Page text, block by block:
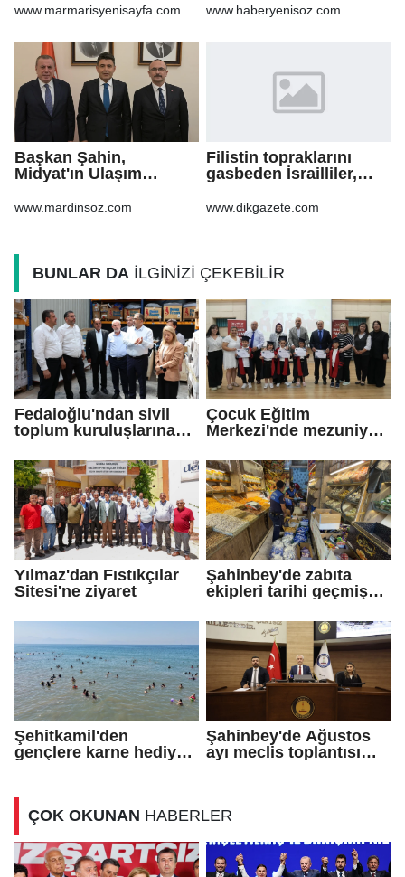
www.marmarisyenisayfa.com www.haberyenisoz.com
Başkan Şahin,
Midyat'ın Ulaşım
Taşıdı
www.mardinsoz.com
Filistin topraklarını
gasbeden İsrailliler,
Şeria’daki saldırılarını
www.dikgazete.com
BUNLAR DA İLGİNİZİ ÇEKEBİLİR
Fedaioğlu'ndan sivil
toplum kuruluşlarına
Çocuk Eğitim
Merkezi'nde mezuniyet
Yılmaz'dan Fıstıkçılar
Sitesi'ne ziyaret
Şahinbey'de zabıta
ekipleri tarihi geçmiş
kapattı
Şehitkamil'den
gençlere karne hediyesi
Şahinbey'de Ağustos
ayı meclis toplantısı
ÇOK OKUNAN HABERLER